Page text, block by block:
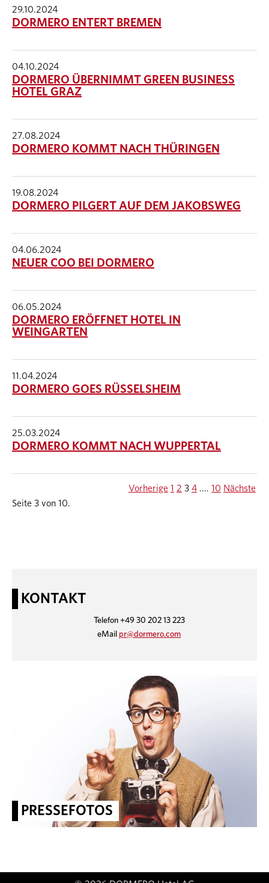
29.10.2024
DORMERO ENTERT BREMEN
04.10.2024
DORMERO ÜBERNIMMT GREEN BUSINESS
HOTEL GRAZ
27.08.2024
DORMERO KOMMT NACH THÜRINGEN
19.08.2024
DORMERO PILGERT AUF DEM JAKOBSWEG
04.06.2024
NEUER COO BEI DORMERO
06.05.2024
DORMERO ERÖFFNET HOTEL IN
WEINGARTEN
11.04.2024
DORMERO GOES RÜSSELSHEIM
25.03.2024
DORMERO KOMMT NACH WUPPERTAL
Seite 3 von 10.
Vorherige 1 2 3 4 .... 10 Nächste
KONTAKT
Telefon +49 30 202 13 223
eMail pr@dormero.com
PRESSEFOTOS